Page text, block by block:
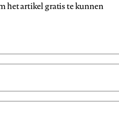
het artikel gratis te kunnen